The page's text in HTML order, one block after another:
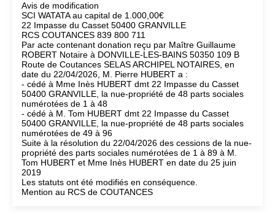
Avis de modification
SCI WATATA au capital de 1.000,00€
22 Impasse du Casset 50400 GRANVILLE
RCS COUTANCES 839 800 711
Par acte contenant donation reçu par Maître Guillaume
ROBERT Notaire à DONVILLE-LES-BAINS 50350 109 B
Route de Coutances SELAS ARCHIPEL NOTAIRES, en
date du 22/04/2026, M. Pierre HUBERT a :
- cédé à Mme Inès HUBERT dmt 22 Impasse du Casset
50400 GRANVILLE, la nue-propriété de 48 parts sociales
numérotées de 1 à 48
- cédé à M. Tom HUBERT dmt 22 Impasse du Casset
50400 GRANVILLE, la nue-propriété de 48 parts sociales
numérotées de 49 à 96
Suite à la résolution du 22/04/2026 des cessions de la nue-
propriété des parts sociales numérotées de 1 à 89 à M.
Tom HUBERT et Mme Inès HUBERT en date du 25 juin
2019
Les statuts ont été modifiés en conséquence.
Mention au RCS de COUTANCES